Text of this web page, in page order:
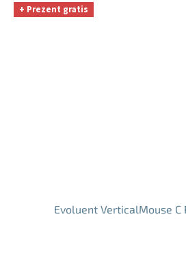
+ Prezent gratis
Evoluent VerticalMouse C